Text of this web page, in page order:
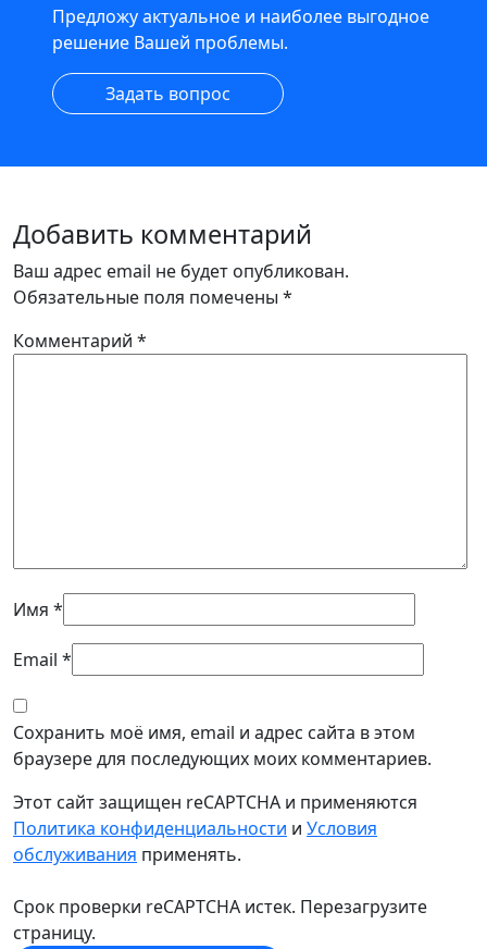
Предложу актуальное и наиболее выгодное
решение Вашей проблемы.
Задать вопрос
Добавить комментарий
Ваш адрес email не будет опубликован.
Обязательные поля помечены *
Комментарий *
Имя *
Email *
Сохранить моё имя, email и адрес сайта в этом
браузере для последующих моих комментариев.
Этот сайт защищен reCAPTCHA и применяются
Политика конфиденциальности и Условия
обслуживания применять.
Срок проверки reCAPTCHA истек. Перезагрузите
страницу.